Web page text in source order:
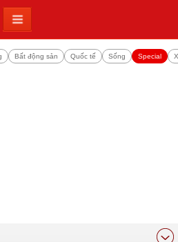
Bất động sản Quốc tế Sống Special